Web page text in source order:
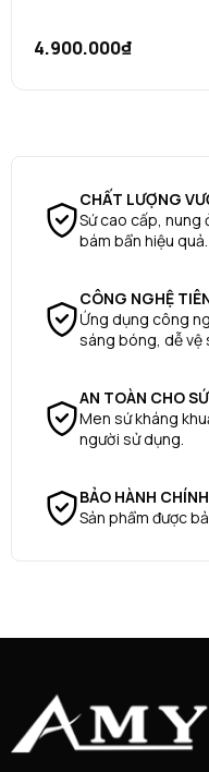
4.900.000₫
CHẤT LƯỢNG
Sứ cao cấp, nung
bám bẩn hiệu quả.
CÔNG NGHỆ
Ứng dụng công
sáng bóng, dễ vệ
AN TOÀN CHO
Men sứ kháng
người sử dụng.
BẢO HÀNH
Sản phẩm được